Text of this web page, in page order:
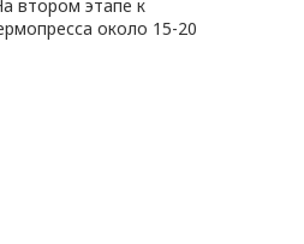
втором этапе к
около 15-20